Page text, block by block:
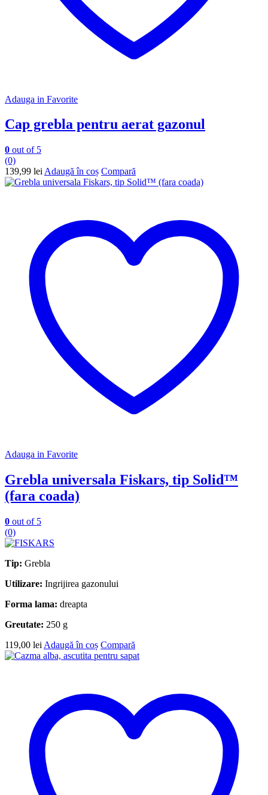
Adauga in Favorite
Cap grebla pentru aerat gazonul
0 out of 5
(0)
139,99 lei Adaugă în coș Compară
Adauga in Favorite
Grebla universala Fiskars, tip Solid™
(fara coada)
0 out of 5
(0)
Tip: Grebla
Utilizare: Ingrijirea gazonului
Forma lama: dreapta
Greutate: 250 g
119,00 lei Adaugă în coș Compară